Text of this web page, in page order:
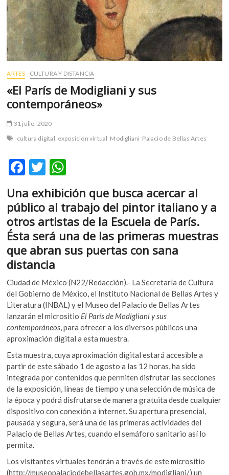
m
v
o
g
ARTES CULTURA Y DISTANCIA
«El París de Modigliani y sus
contemporáneos»
31 julio, 2020
cultura digital exposición virtual Modigliani Palacio de Bellas Artes
F
e
b
o
o
k
T
w
itt
er
h
at
s
A
p
Una exhibición que busca acercar al
público al trabajo del pintor italiano y a
otros artistas de la Escuela de París.
Ésta será una de las primeras muestras
que abran sus puertas con sana
distancia
Ciudad de México (N22/Redacción).- La Secretaría de Cultura
del Gobierno de México, el Instituto Nacional de Bellas Artes y
Literatura (INBAL) y el Museo del Palacio de Bellas Artes
lanzarán el micrositio El París de Modigliani y sus
contemporáneos, para ofrecer a los diversos públicos una
aproximación digital a esta muestra.
Esta muestra, cuya aproximación digital estará accesible a
partir de este sábado 1 de agosto a las 12 horas, ha sido
integrada por contenidos que permiten disfrutar las secciones
de la exposición, líneas de tiempo y una selección de música de
la época y podrá disfrutarse de manera gratuita desde cualquier
dispositivo con conexión a internet. Su apertura presencial,
pausada y segura, será una de las primeras actividades del
Palacio de Bellas Artes, cuando el semáforo sanitario así lo
permita.
Los visitantes virtuales tendrán a través de este micrositio
(http://museopalaciodebellasartes.gob.mx/modigliani/) un